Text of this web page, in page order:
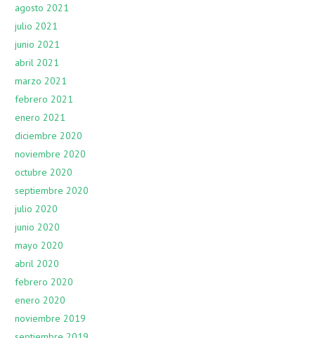
agosto 2021
julio 2021
junio 2021
abril 2021
marzo 2021
febrero 2021
enero 2021
diciembre 2020
noviembre 2020
octubre 2020
septiembre 2020
julio 2020
junio 2020
mayo 2020
abril 2020
febrero 2020
enero 2020
noviembre 2019